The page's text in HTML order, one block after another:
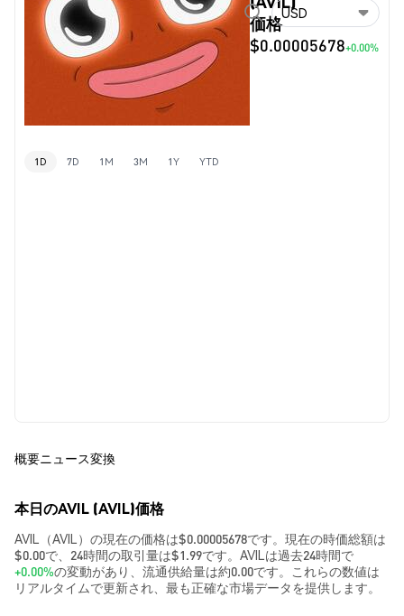
価格
$0.00005678+0.00%
USD
1D 7D 1M 3M 1Y YTD
概要ニュース変換
本日のAVIL (AVIL)価格
AVIL（AVIL）の現在の価格は$0.00005678です。現在の時価総額は
$0.00で、24時間の取引量は$1.99です。AVILは過去24時間で
+0.00%の変動があり、流通供給量は約0.00です。これらの数値は
リアルタイムで更新され、最も正確な市場データを提供します。